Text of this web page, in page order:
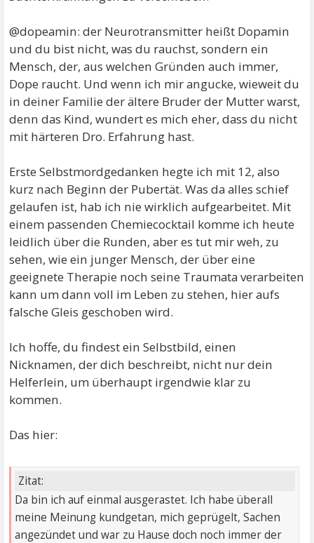
@dopeamin: der Neurotransmitter heißt Dopamin
und du bist nicht, was du rauchst, sondern ein
Mensch, der, aus welchen Gründen auch immer,
Dope raucht. Und wenn ich mir angucke, wieweit du
in deiner Familie der ältere Bruder der Mutter warst,
denn das Kind, wundert es mich eher, dass du nicht
mit härteren Dro. Erfahrung hast.
Erste Selbstmordgedanken hegte ich mit 12, also
kurz nach Beginn der Pubertät. Was da alles schief
gelaufen ist, hab ich nie wirklich aufgearbeitet. Mit
einem passenden Chemiecocktail komme ich heute
leidlich über die Runden, aber es tut mir weh, zu
sehen, wie ein junger Mensch, der über eine
geeignete Therapie noch seine Traumata verarbeiten
kann um dann voll im Leben zu stehen, hier aufs
falsche Gleis geschoben wird.
Ich hoffe, du findest ein Selbstbild, einen
Nicknamen, der dich beschreibt, nicht nur dein
Helferlein, um überhaupt irgendwie klar zu
kommen.
Das hier:
Zitat:
Da bin ich auf einmal ausgerastet. Ich habe überall
meine Meinung kundgetan, mich geprügelt, Sachen
angezündet und war zu Hause doch noch immer der